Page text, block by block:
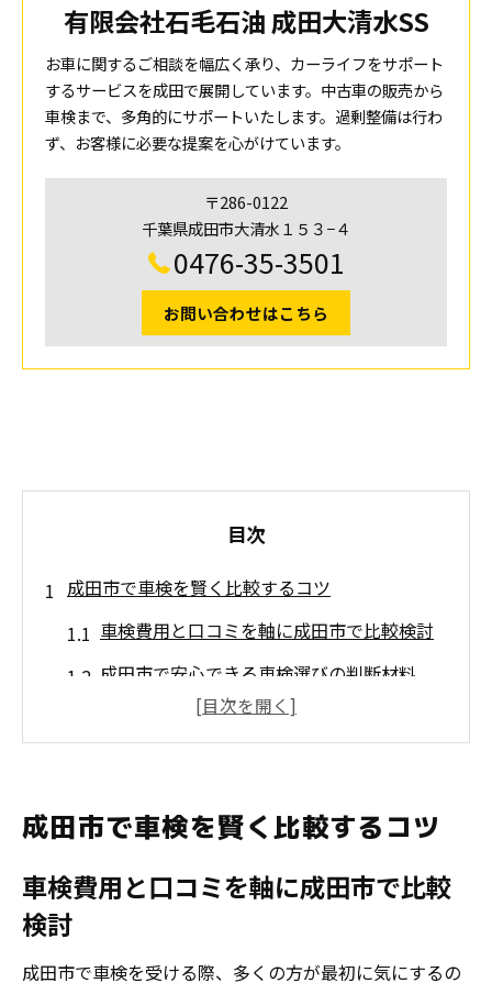
有限会社石毛石油 成田大清水SS
お車に関するご相談を幅広く承り、カーライフをサポート
するサービスを成田で展開しています。中古車の販売から
車検まで、多角的にサポートいたします。過剰整備は行わ
ず、お客様に必要な提案を心がけています。
〒286-0122
千葉県成田市大清水１５３−４
0476-35-3501
お問い合わせはこちら
目次
成田市で車検を賢く比較するコツ
車検費用と口コミを軸に成田市で比較検討
成田市で安心できる車検選びの判断材料
口コミを活用した車検店舗の選び方
安心を重視する車検選びの視点
成田市で安心を得る車検選びのコツ
車検で安心を確保するための比較ポイント
成田市で車検を賢く比較するコツ
車検費用と口コミを軸に成田市で比較
検討
成田市で車検を受ける際、多くの方が最初に気にするの